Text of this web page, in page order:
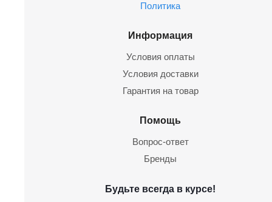
Политика
Информация
Условия оплаты
Условия доставки
Гарантия на товар
Помощь
Вопрос-ответ
Бренды
Будьте всегда в курсе!